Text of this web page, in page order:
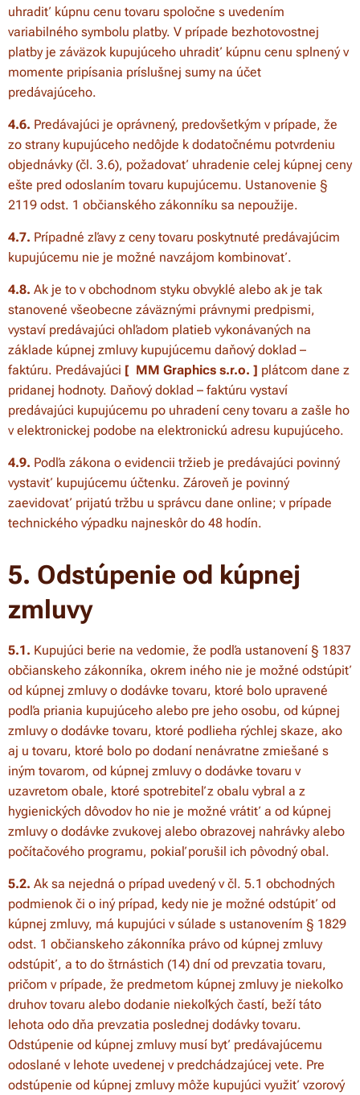
uhradiť kúpnu cenu tovaru spoločne s uvedením
variabilného symbolu platby. V prípade bezhotovostnej
platby je záväzok kupujúceho uhradiť kúpnu cenu splnený v
momente pripísania príslušnej sumy na účet
predávajúceho.
4.6. Predávajúci je oprávnený, predovšetkým v prípade, že
zo strany kupujúceho nedôjde k dodatočnému potvrdeniu
objednávky (čl. 3.6), požadovať uhradenie celej kúpnej ceny
ešte pred odoslaním tovaru kupujúcemu. Ustanovenie §
2119 odst. 1 občianského zákonníku sa nepoužije.
4.7. Prípadné zľavy z ceny tovaru poskytnuté predávajúcim
kupujúcemu nie je možné navzájom kombinovať.
4.8. Ak je to v obchodnom styku obvyklé alebo ak je tak
stanovené všeobecne záväznými právnymi predpismi,
vystaví predávajúci ohľadom platieb vykonávaných na
základe kúpnej zmluvy kupujúcemu daňový doklad –
faktúru. Predávajúci [ MM Graphics s.r.o. ] plátcom dane z
pridanej hodnoty. Daňový doklad – faktúru vystaví
predávajúci kupujúcemu po uhradení ceny tovaru a zašle ho
v elektronickej podobe na elektronickú adresu kupujúceho.
4.9. Podľa zákona o evidencii tržieb je predávajúci povinný
vystaviť kupujúcemu účtenku. Zároveň je povinný
zaevidovať prijatú tržbu u správcu dane online; v prípade
technického výpadku najneskôr do 48 hodín.
5. Odstúpenie od kúpnej
zmluvy
5.1. Kupujúci berie na vedomie, že podľa ustanovení § 1837
občianskeho zákonníka, okrem iného nie je možné odstúpiť
od kúpnej zmluvy o dodávke tovaru, ktoré bolo upravené
podľa priania kupujúceho alebo pre jeho osobu, od kúpnej
zmluvy o dodávke tovaru, ktoré podlieha rýchlej skaze, ako
aj u tovaru, ktoré bolo po dodaní nenávratne zmiešané s
iným tovarom, od kúpnej zmluvy o dodávke tovaru v
uzavretom obale, ktoré spotrebiteľ z obalu vybral a z
hygienických dôvodov ho nie je možné vrátiť a od kúpnej
zmluvy o dodávke zvukovej alebo obrazovej nahrávky alebo
počítačového programu, pokiaľ porušil ich pôvodný obal.
5.2. Ak sa nejedná o prípad uvedený v čl. 5.1 obchodných
podmienok či o iný prípad, kedy nie je možné odstúpiť od
kúpnej zmluvy, má kupujúci v súlade s ustanovením § 1829
odst. 1 občianskeho zákonníka právo od kúpnej zmluvy
odstúpiť, a to do štrnástich (14) dní od prevzatia tovaru,
pričom v prípade, že predmetom kúpnej zmluvy je niekoľko
druhov tovaru alebo dodanie niekoľkých častí, beží táto
lehota odo dňa prevzatia poslednej dodávky tovaru.
Odstúpenie od kúpnej zmluvy musí byť predávajúcemu
odoslané v lehote uvedenej v predchádzajúcej vete. Pre
odstúpenie od kúpnej zmluvy môže kupujúci využiť vzorový